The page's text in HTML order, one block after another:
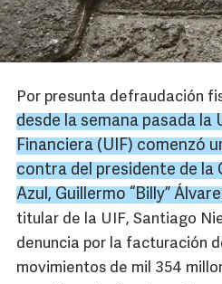
Por presunta defraudación
desde la semana pasada la
Financiera (UIF) comenzó
contra del presidente de la
Azul, Guillermo “Billy”
titular de la UIF, Santiago
denuncia por la facturación
movimientos de mil 354